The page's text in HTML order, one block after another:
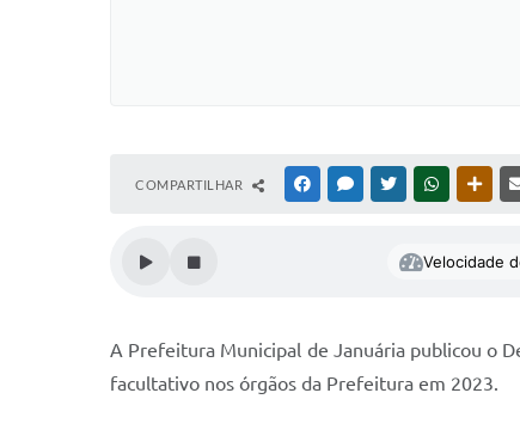
COMPARTILHAR FACEBOOKMESSENGER
TWITTERWHATSAPP
Velocidade
A Prefeitura Municipal de Januária publicou o
facultativo nos órgãos da Prefeitura em 2023.